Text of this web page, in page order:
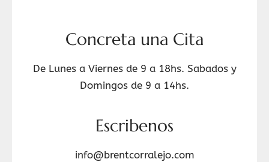
Concreta una Cita
De Lunes a Viernes de 9 a 18hs. Sabados y
Domingos de 9 a 14hs.
Escribenos
info@brentcorralejo.com